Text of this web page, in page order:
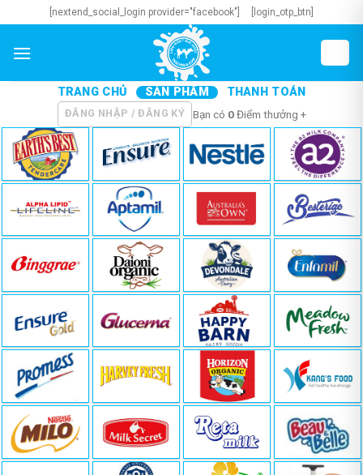
to
content
[nextend_social_login provider="facebook"] [login_otp_btn]
TRANG CHỦ SẢN PHẨM THANH TOÁN
ĐĂNG NHẬP / ĐĂNG KÝ Bạn có 0Điểm thưởng +